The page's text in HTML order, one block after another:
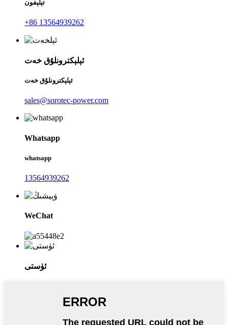
تېلېفون
+86 13564939262
ئېلېكترونلۇق خەت
ئېلېكترونلۇق خەت
sales@sorotec-power.com
Whatsapp
whatsapp
13564939262
WeChat
ئۈستى